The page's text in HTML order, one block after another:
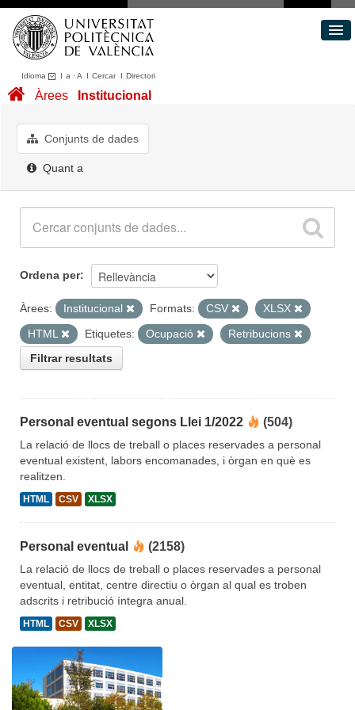
Idioma I a ·A I CercarI Directori
Conjunts de dades
Quant a
Àrees Institucional
Conjunts de dades
Quant a
Ordena per
Àrees: Institucional Formats: CSV
XLSX
HTML
Etiquetes: Ocupació
Retribucions
Filtrar resultats
Personal eventual segons Llei 1/2022 (504)
La relació de llocs de treball o places reservades a personal
eventual existent, labors encomanades, i òrgan en què es
realitzen.
HTML CSV XLSX
Personal eventual (2158)
La relació de llocs de treball o places reservades a personal
eventual, entitat, centre directiu o òrgan al qual es troben
adscrits i retribució íntegra anual.
HTML CSV XLSX